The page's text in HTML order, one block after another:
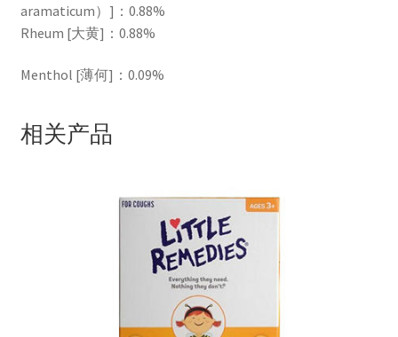
aramaticum）]：0.88%
Rheum [大黄]：0.88%
Menthol [薄何]：0.09%
相关产品